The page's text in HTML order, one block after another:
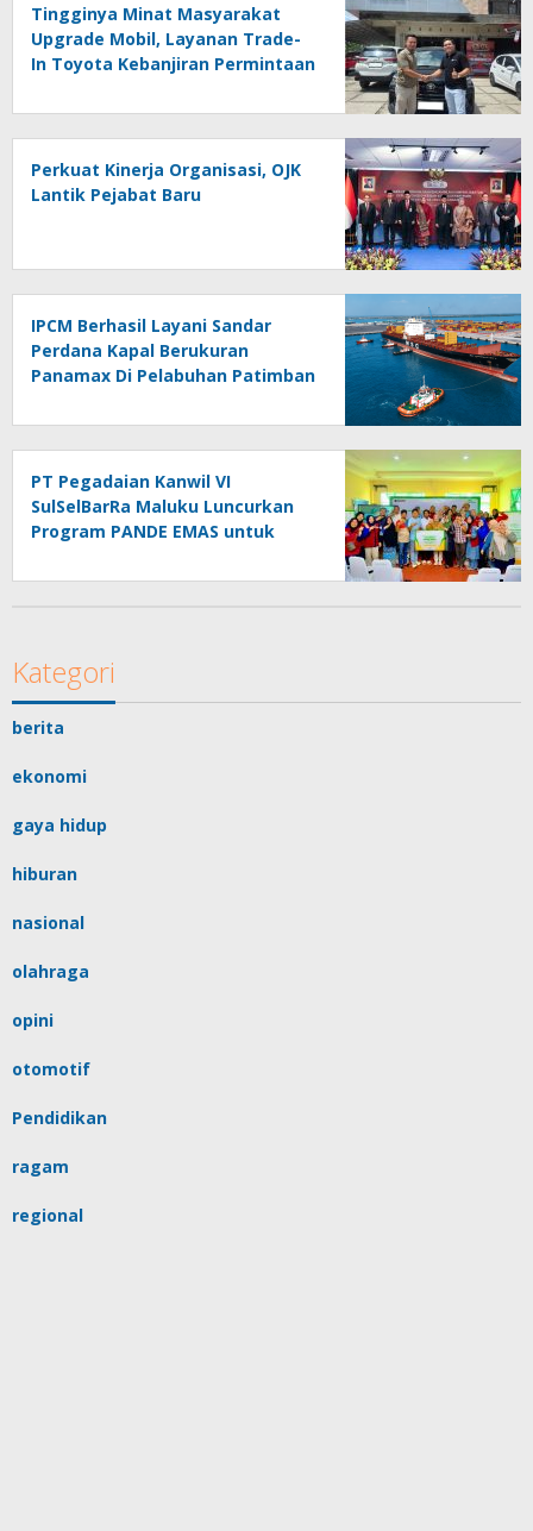
Tingginya Minat Masyarakat
Upgrade Mobil, Layanan Trade-
In Toyota Kebanjiran Permintaan
Perkuat Kinerja Organisasi, OJK
Lantik Pejabat Baru
IPCM Berhasil Layani Sandar
Perdana Kapal Berukuran
Panamax Di Pelabuhan Patimban
PT Pegadaian Kanwil VI
SulSelBarRa Maluku Luncurkan
Program PANDE EMAS untuk
Masyarakat
Kategori
berita
ekonomi
gaya hidup
hiburan
nasional
olahraga
opini
otomotif
Pendidikan
ragam
regional